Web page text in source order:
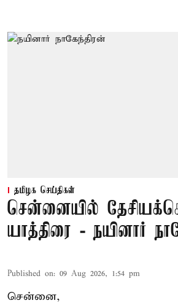
தமிழக செய்திகள்
சென்னையில்
யாத்திரை - நயினார்
Published on: 09 Aug 2026, 1:54 pm
சென்னை,